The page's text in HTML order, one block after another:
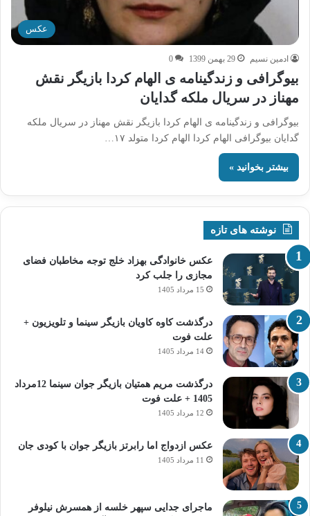
عکس
ادمین نسیم 29 بهمن 1399 0
بیوگرافی و زندگینامه ی الهام کردا بازیگر نقش
مهناز در سریال ملکه گدایان
بیوگرافی و زندگینامه ی الهام کردا بازیگر نقش مهناز در سریال ملکه
گدایان بیوگرافی الهام کردا الهام کردا متولد ۱۷…
بیشتر بخوانید »
نوشته های تازه
عکس خانوادگی بهزاد خلج توجه مخاطبان فضای
مجازی را جلب کرد
15 مرداد 1405
درگذشت کاوه کاویان بازیگر سینما و تلویزیون +
علت فوت
14 مرداد 1405
درگذشت مریم همتیان بازیگر جوان سینما 12مرداد
1405 + علت فوت
12 مرداد 1405
عکس ازدواج اما رابرتز بازیگر جوان با کودی جان
11 مرداد 1405
ماجرای جدایی سپهر خلسه از همسرش نیلوفر